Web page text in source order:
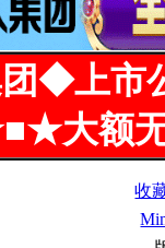
团◆上
大额
收